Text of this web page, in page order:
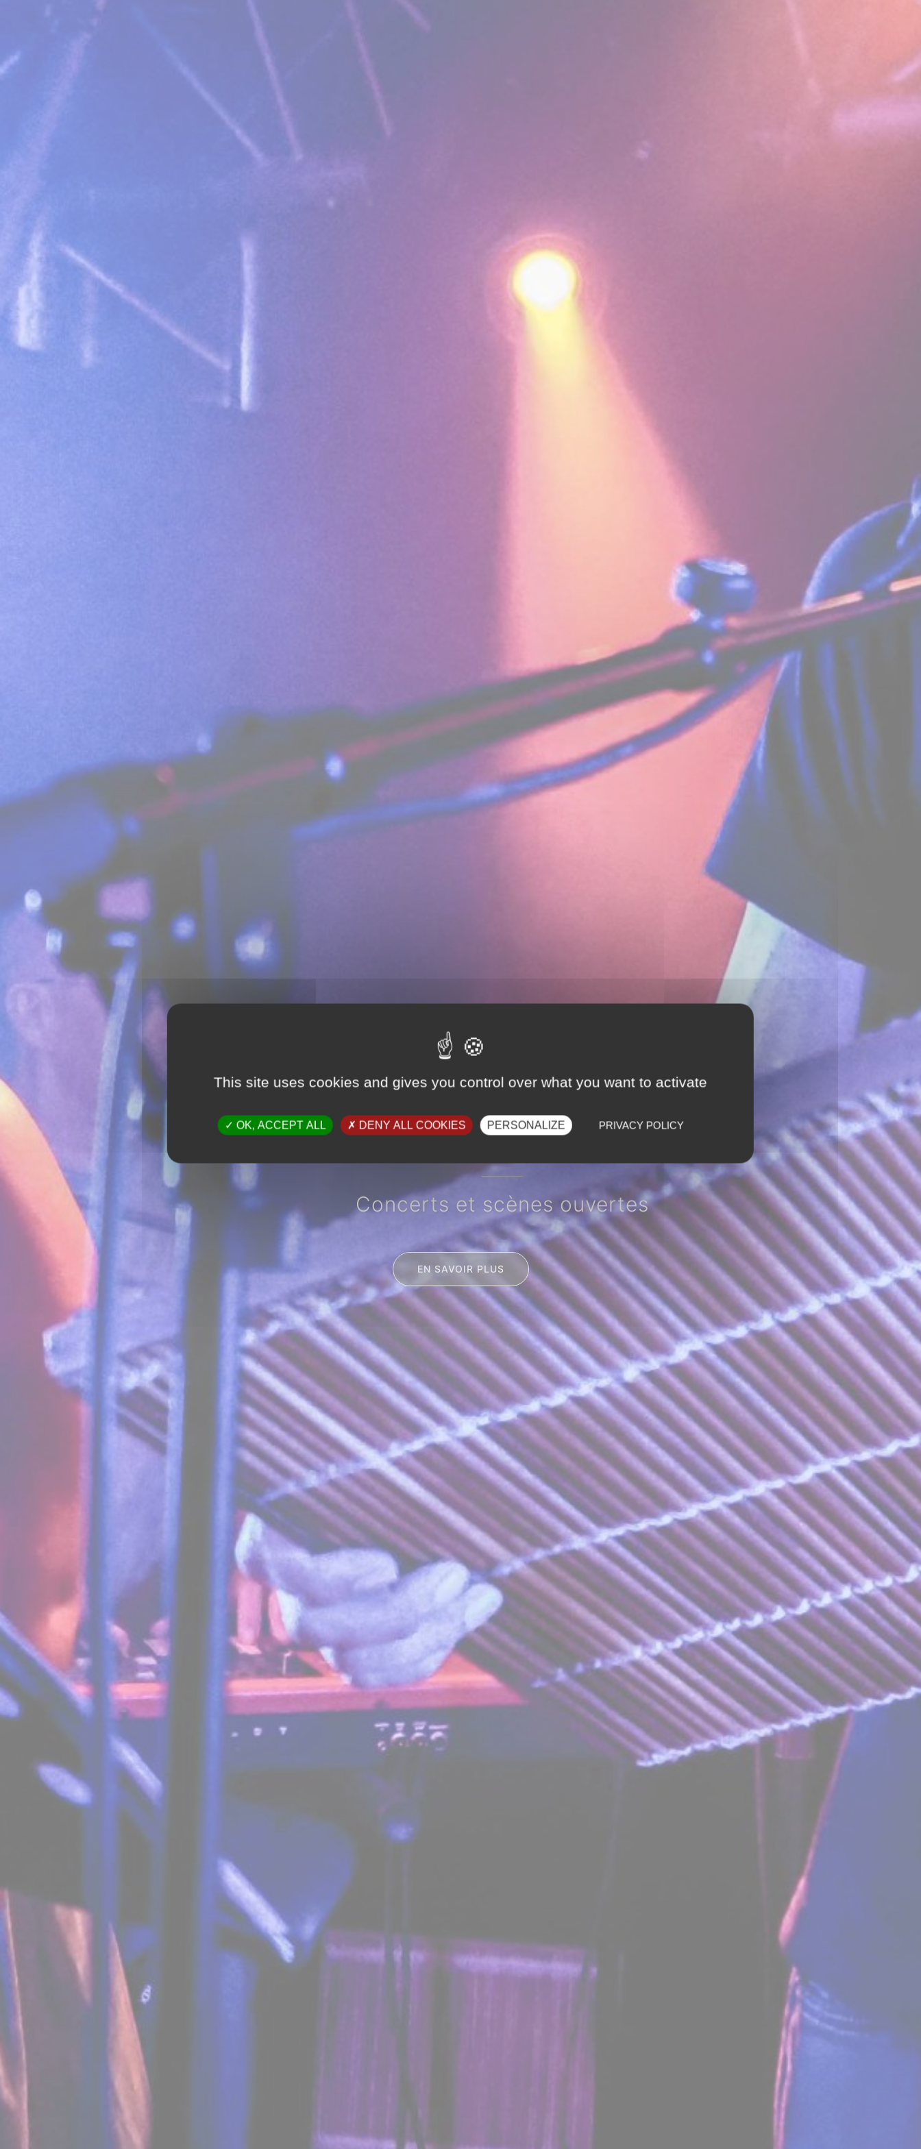
BISIK
Concerts et scènes ouvertes
EN SAVOIR PLUS
This site uses cookies and gives you control over what you want to activate
OK, ACCEPT ALL DENY ALL COOKIES PERSONALIZE PRIVACY POLICY